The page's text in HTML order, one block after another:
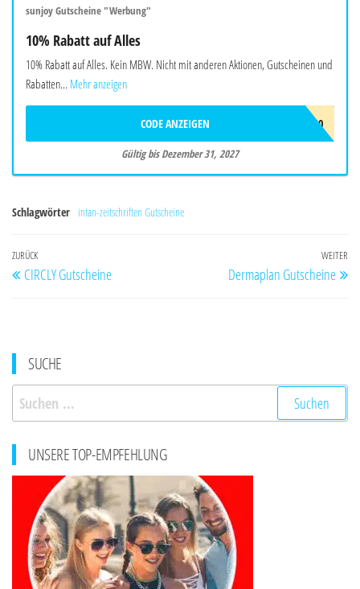
sunjoy Gutscheine "Werbung"
10% Rabatt auf Alles
10% Rabatt auf Alles. Kein MBW. Nicht mit anderen Aktionen, Gutscheinen und
Rabatten... Mehr anzeigen
SUNJOYEU10
CODE ANZEIGEN
Gültig bis Dezember 31, 2027
Schlagwörter intan-zeitschriften Gutscheine
Beitragsnavigation
Vorheriger
Beitrag
ZURÜCK
CIRCLY Gutscheine
WEITER
Dermaplan Gutscheine
SUCHE
Suchen
nach:
UNSERE TOP-EMPFEHLUNG